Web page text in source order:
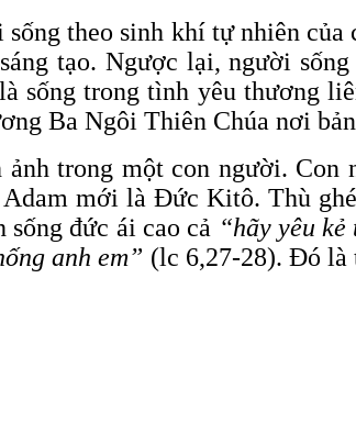
theo sinh khí tự nhiên
tạo. Ngược lại, người
sống trong tình yêu thương
Ba Ngôi Thiên Chúa nơi
trong một con người.
mới là Đức Kitô. Thù
đức ái cao cả “hãy yêu
anh em” (lc 6,27-28). Đó là